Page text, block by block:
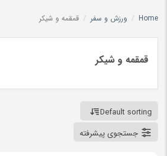
Home
/ ورزش و سفر / قمقمه و شیکر
قمقمه و شیکر
Default sorting
جستجوی پیشرفته